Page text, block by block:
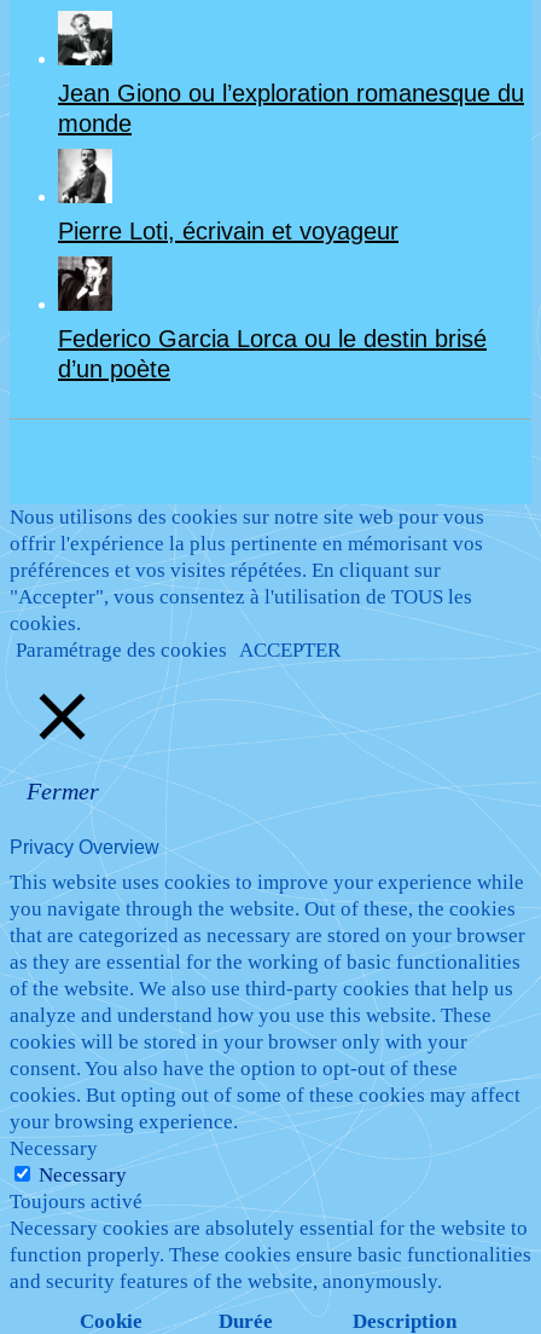
Jean Giono ou l’exploration romanesque du
monde
Pierre Loti, écrivain et voyageur
Federico Garcia Lorca ou le destin brisé
d’un poète
Nous utilisons des cookies sur notre site web pour vous
offrir l'expérience la plus pertinente en mémorisant vos
préférences et vos visites répétées. En cliquant sur
"Accepter", vous consentez à l'utilisation de TOUS les
cookies.
Paramétrage des cookies ACCEPTER
Fermer
Privacy Overview
This website uses cookies to improve your experience while
you navigate through the website. Out of these, the cookies
that are categorized as necessary are stored on your browser
as they are essential for the working of basic functionalities
of the website. We also use third-party cookies that help us
analyze and understand how you use this website. These
cookies will be stored in your browser only with your
consent. You also have the option to opt-out of these
cookies. But opting out of some of these cookies may affect
your browsing experience.
Necessary
Necessary
Toujours activé
Necessary cookies are absolutely essential for the website to
function properly. These cookies ensure basic functionalities
and security features of the website, anonymously.
Cookie
Durée Description